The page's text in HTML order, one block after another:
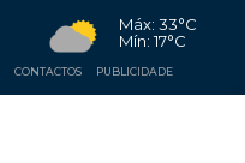
Máx: 33°C
Mín: 17°C
CONTACTOS PUBLICIDADE